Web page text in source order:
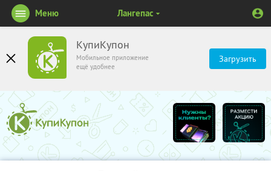
КупиКупон
Мобильное приложение
ещё удобнее
Загрузить
Меню Лангепас